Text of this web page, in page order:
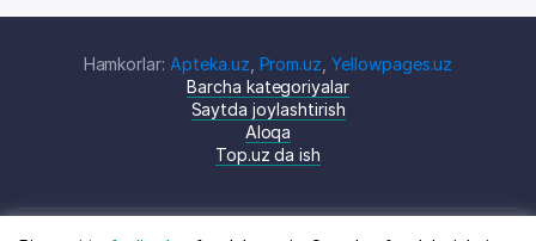
Hamkorlar: Apteka.uz Prom.uz ,Yellowpages.uz
Barcha kategoriyalar
Saytda joylashtirish
Aloqa
Top.uz da ish